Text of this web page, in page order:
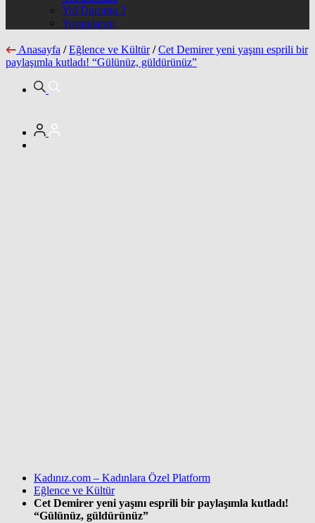
Yol Durumu 2
Yorumlarım
Anasayfa / Eğlence ve Kültür / Cet Demirer yeni yaşını esprili bir
paylaşımla kutladı! “Gülünüz, güldürünüz”
Kadınız.com – Kadınlara Özel Platform
Eğlence ve Kültür
Cet Demirer yeni yaşını esprili bir paylaşımla kutladı!
“Gülünüz, güldürünüz”